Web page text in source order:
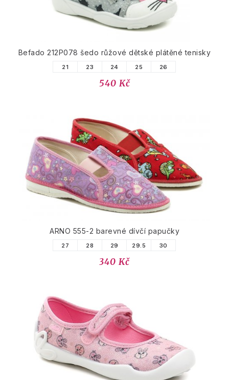
Befado 212P078 šedo růžové dětské plátěné tenisky
21 23 24 25 26
540 Kč
ARNO 555-2 barevné dívčí papučky
27 28 29 29.5 30
340 Kč